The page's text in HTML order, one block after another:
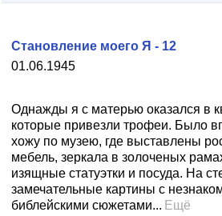
01.06.1945
Становление моего Я - 12
Однажды я с матерью оказался в
которые привезли трофеи. Было
хожу по музею, где выставлены
мебель, зеркала в золоченых
изящные статуэтки и посуда. На
замечательные картины с
библейскими сюжетами... Ещё